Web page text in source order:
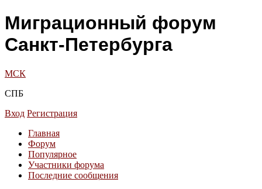
Миграционный форум
Санкт-Петербурга
МСК
СПБ
Вход Регистрация
Главная
Форум
Популярное
Участники форума
Последние сообщения